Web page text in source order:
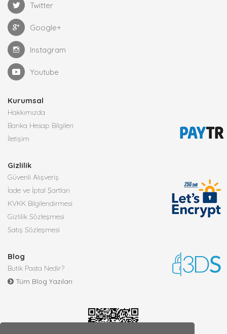
Twitter
Google+
Instagram
Youtube
Kurumsal
Hakkımızda
Banka Hesap Bilgileri
İletişim
Gizlilik
Güvenli Alışveriş
İade ve İptal Şartları
KVKK Bilgilendirmesi
Gizlilik Sözleşmesi
Satış Sözleşmesi
Blog
Butik Pasta Nedir?
Tüm Blog Yazıları